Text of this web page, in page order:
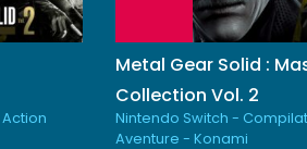
Metal Gear Solid :
Collection Vol. 2
Nintendo Switch -
Aventure - Konami